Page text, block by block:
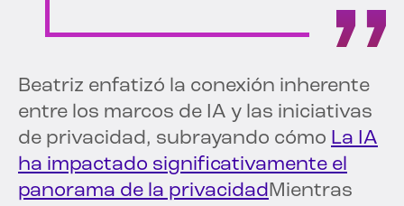
Beatriz enfatizó la conexión inherente
entre los marcos de IA y las iniciativas
de privacidad, subrayando cómo La IA
ha impactado significativamente el
panorama de la privacidadMientras